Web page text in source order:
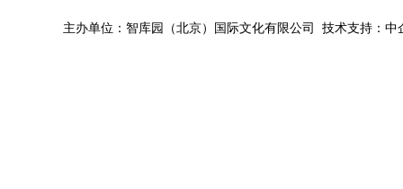
主办单位：智库园（北京）国际文化有限公司 技术支持：